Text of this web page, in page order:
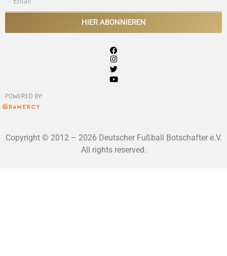
HIER ABONNIEREN
POWERED BY:
Copyright © 2012 – 2026 Deutscher Fußball Botschafter e.V.
All rights reserved.